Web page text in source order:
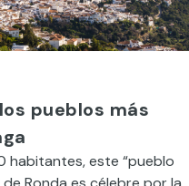
pueblos más
habitantes, este “pueblo